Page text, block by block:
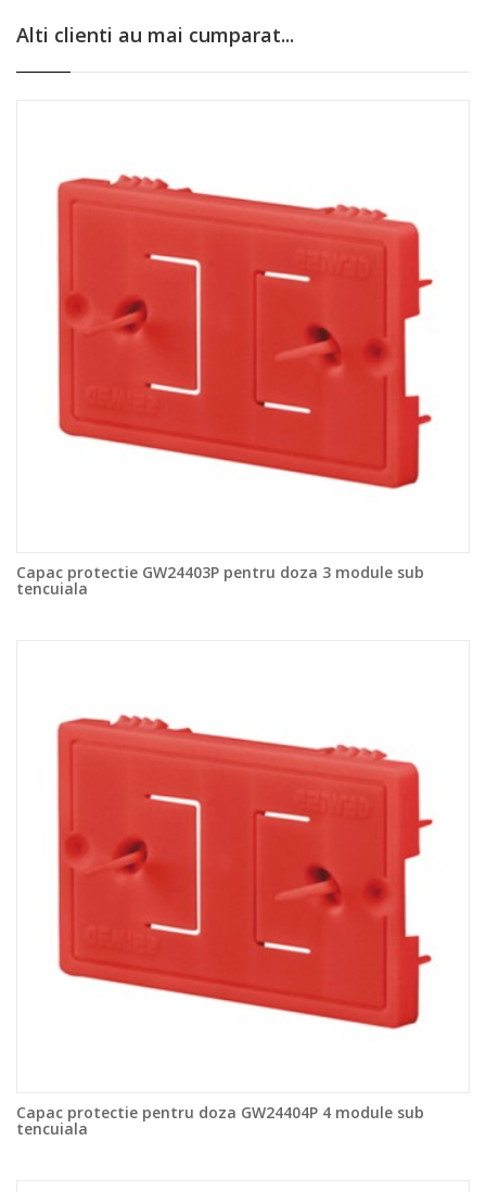
Alti clienti au mai cumparat...
Capac protectie GW24403P pentru doza 3 module sub
tencuiala
Capac protectie pentru doza GW24404P 4 module sub
tencuiala